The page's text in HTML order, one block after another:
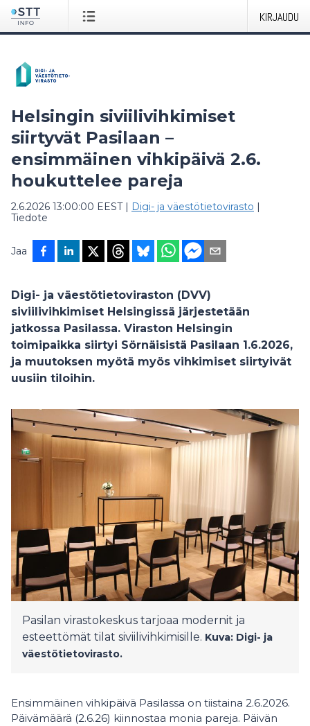
KIRJAUDU
Helsingin siviilivihkimiset
siirtyvät Pasilaan –
ensimmäinen vihkipäivä 2.6.
houkuttelee pareja
2.6.2026 13:00:00 EEST| Digi- ja väestötietovirasto |
Tiedote
Jaa
Digi- ja väestötietoviraston (DVV)
siviilivihkimiset Helsingissä järjestetään
jatkossa Pasilassa. Viraston Helsingin
toimipaikka siirtyi Sörnäisistä Pasilaan 1.6.2026,
ja muutoksen myötä myös vihkimiset siirtyivät
uusiin tiloihin.
Pasilan virastokeskus tarjoaa modernit ja
esteettömät tilat siviilivihkimisille. Kuva: Digi- ja
väestötietovirasto.
Ensimmäinen vihkipäivä Pasilassa on tiistaina 2.6.2026.
Päivämäärä (2.6.26) kiinnostaa monia pareja. Päivän